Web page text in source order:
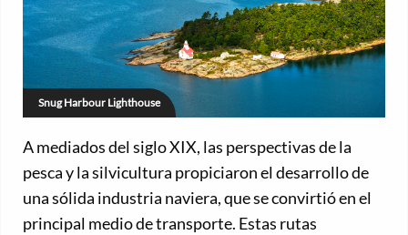
Snug Harbour Lighthouse
A mediados del siglo XIX, las perspectivas de la
pesca y la silvicultura propiciaron el desarrollo de
una sólida industria naviera, que se convirtió en el
principal medio de transporte. Estas rutas